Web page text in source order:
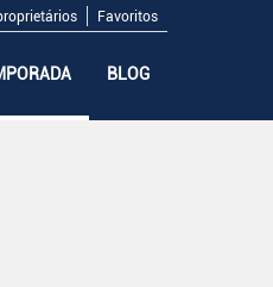
Favoritos
BLOG